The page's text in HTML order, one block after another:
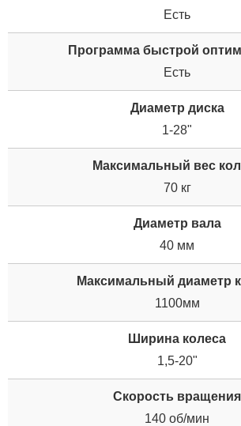
Есть
Программа быстрой
Есть
Диаметр диска
1-28"
Максимальный вес
70 кг
Диаметр вала
40 мм
Максимальный диаметр
1100мм
Ширина колеса
1,5-20"
Скорость вращения
140 об/мин